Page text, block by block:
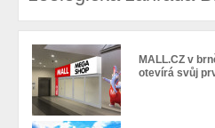
MALL.CZ v
otevírá svůj